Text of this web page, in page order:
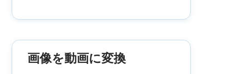
画像を動画に変換